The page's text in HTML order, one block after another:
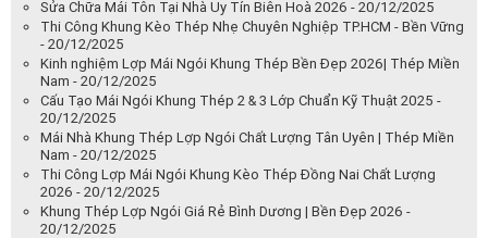
Sửa Chữa Mái Tôn Tại Nhà Uy Tín Biên Hoà 2026 - 20/12/2025
Thi Công Khung Kèo Thép Nhẹ Chuyên Nghiệp TP.HCM - Bền Vững
- 20/12/2025
Kinh nghiệm Lợp Mái Ngói Khung Thép Bền Đẹp 2026| Thép Miền
Nam - 20/12/2025
Cấu Tạo Mái Ngói Khung Thép 2 & 3 Lớp Chuẩn Kỹ Thuật 2025 -
20/12/2025
Mái Nhà Khung Thép Lợp Ngói Chất Lượng Tân Uyên | Thép Miền
Nam - 20/12/2025
Thi Công Lợp Mái Ngói Khung Kèo Thép Đồng Nai Chất Lượng
2026 - 20/12/2025
Khung Thép Lợp Ngói Giá Rẻ Bình Dương | Bền Đẹp 2026 -
20/12/2025